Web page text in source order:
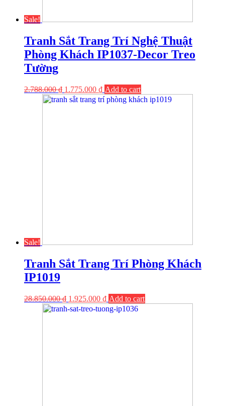
Sale!
Tranh Sắt Trang Trí Nghệ Thuật
Phòng Khách IP1037-Decor Treo
Tường
2.788.000₫ 1.775.000 ₫ Add to cart
Sale!
Tranh Sắt Trang Trí Phòng Khách
IP1019
28.850.000₫ 1.925.000 ₫ Add to cart